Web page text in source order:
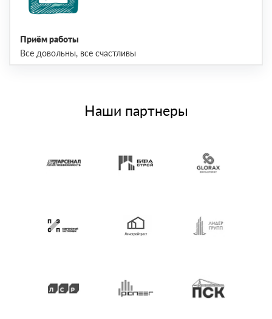
Приём работы
Все довольны, все счастливы
Наши партнеры